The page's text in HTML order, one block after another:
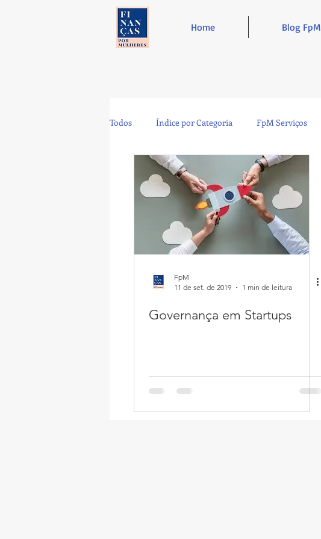
Home Blog FpM
Todos Índice por Categoria FpM Serviços
Tecnologia Controladoria
Café e Amigos Top 12
FpM
11 de set. de 2019
1 min de leitura
Governança em Startups